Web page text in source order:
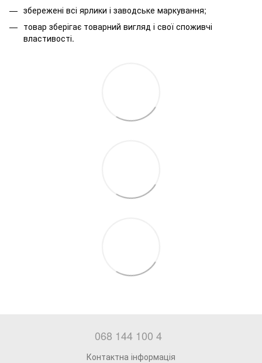
збережені всі ярлики і заводське маркування;
товар зберігає товарний вигляд і свої споживчі
властивості.
068 144 100 4
Контактна інформація